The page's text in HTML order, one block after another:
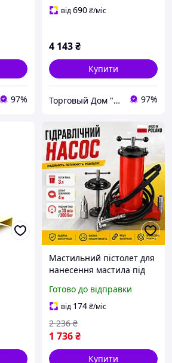
97%
від690₴/міс
4 143₴
Купити
Торговый Дом "Техникс" 97%
Мастильний пістолет для
нанесення мастила під
LEX,Нагнітач густої
змазки
Готово до відправки
від 174₴/міс
1 736₴
2 236 ₴
Купити